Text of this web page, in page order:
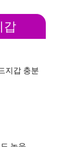
갑
지갑 충분